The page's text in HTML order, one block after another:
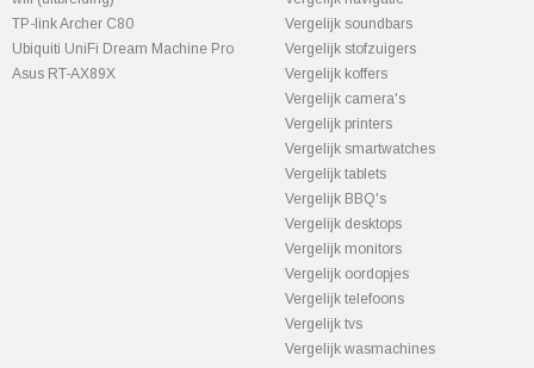
TP-link Archer C80
Ubiquiti UniFi Dream Machine Pro
Asus RT-AX89X
Vergelijk soundbars
Vergelijk stofzuigers
Vergelijk koffers
Vergelijk camera's
Vergelijk printers
Vergelijk smartwatches
Vergelijk tablets
Vergelijk BBQ's
Vergelijk desktops
Vergelijk monitors
Vergelijk oordopjes
Vergelijk telefoons
Vergelijk tvs
Vergelijk wasmachines